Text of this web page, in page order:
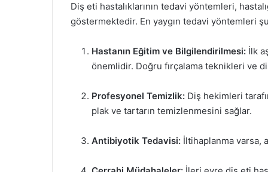
Diş eti hastalıklarının tedavi yöntemleri,
göstermektedir. En yaygın tedavi yöntemleri
Hastanın Eğitim ve Bilgilendirilmesi: İlk
önemlidir. Doğru fırçalama teknikleri ve
Profesyonel Temizlik: Diş hekimleri
plak ve tartarın temizlenmesini sağlar.
Antibiyotik Tedavisi: İltihaplanma varsa,